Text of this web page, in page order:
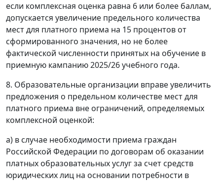
если комплексная оценка равна 6 или более баллам,
допускается увеличение предельного количества
мест для платного приема на 15 процентов от
сформированного значения, но не более
фактической численности принятых на обучение в
приемную кампанию 2025/26 учебного года.
8. Образовательные организации вправе увеличить
предложения о предельном количестве мест для
платного приема вне ограничений, определяемых
комплексной оценкой:
а) в случае необходимости приема граждан
Российской Федерации по договорам об оказании
платных образовательных услуг за счет средств
юридических лиц на основании потребности в